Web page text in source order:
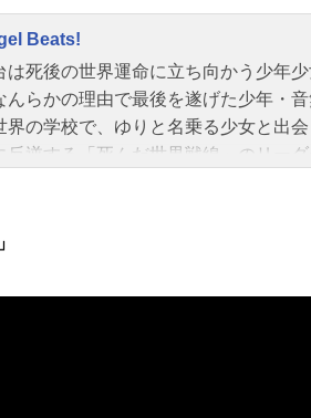
Beats!
は死後の世界運命に立ち向かう少年
んらかの理由で最後を遂げた少年・
界の学校で、ゆりと名乗る少女と出
反逆する「死んだ世界戦線」のリー
生前の記憶が無く、この死後の世界で
う道を選ぶことにしたのだが…。作